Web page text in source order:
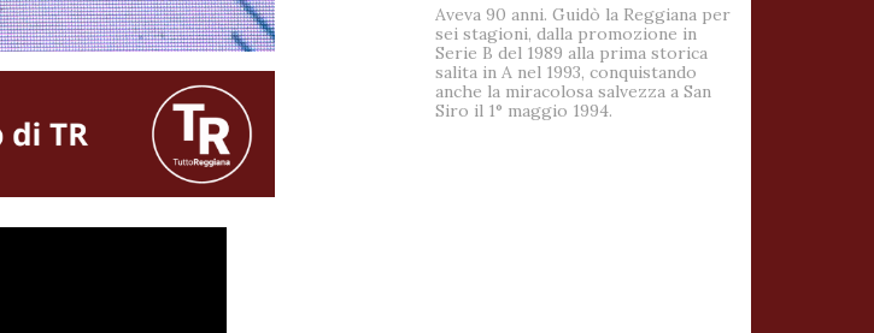
Aveva 90 anni. Guidò la Reggiana per
sei stagioni, dalla promozione in
Serie B del 1989 alla prima storica
salita in A nel 1993, conquistando
anche la miracolosa salvezza a San
Siro il 1° maggio 1994.